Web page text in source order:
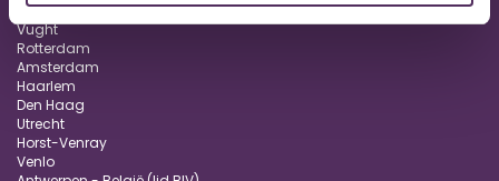
Eindhoven
Vught
Rotterdam
Amsterdam
Haarlem
Den Haag
Utrecht
Horst-Venray
Venlo